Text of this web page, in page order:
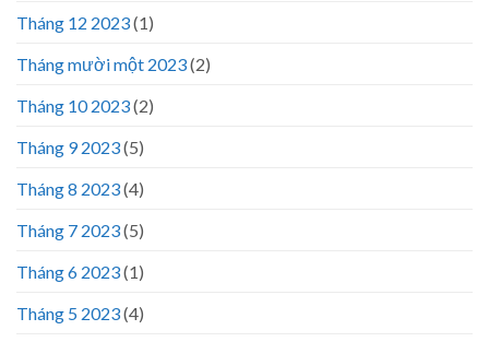
Tháng 12 2023(1)
Tháng mười một 2023(2)
Tháng 10 2023(2)
Tháng 9 2023(5)
Tháng 8 2023(4)
Tháng 7 2023(5)
Tháng 6 2023(1)
Tháng 5 2023(4)